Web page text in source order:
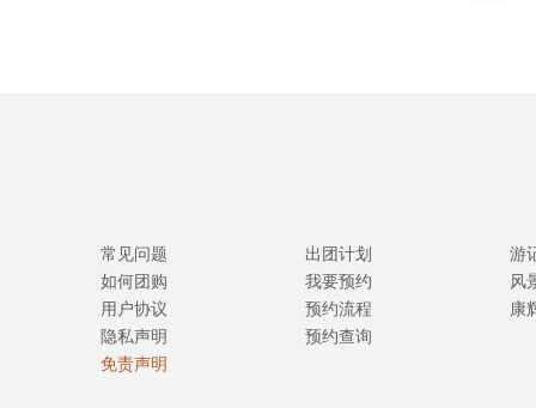
常见问题
如何团购
用户协议
隐私声明
免责声明
出团计划
我要预约
预约流程
预约查询
游
风
康